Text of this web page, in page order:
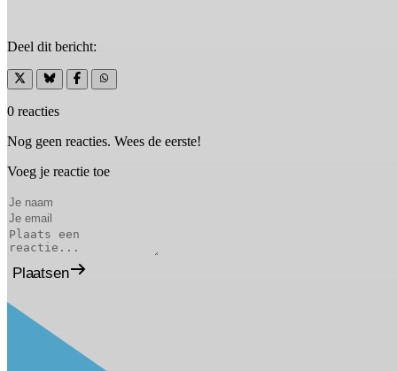
Deel dit bericht:
0 reacties
Nog geen reacties. Wees de eerste!
Voeg je reactie toe
Plaatsen